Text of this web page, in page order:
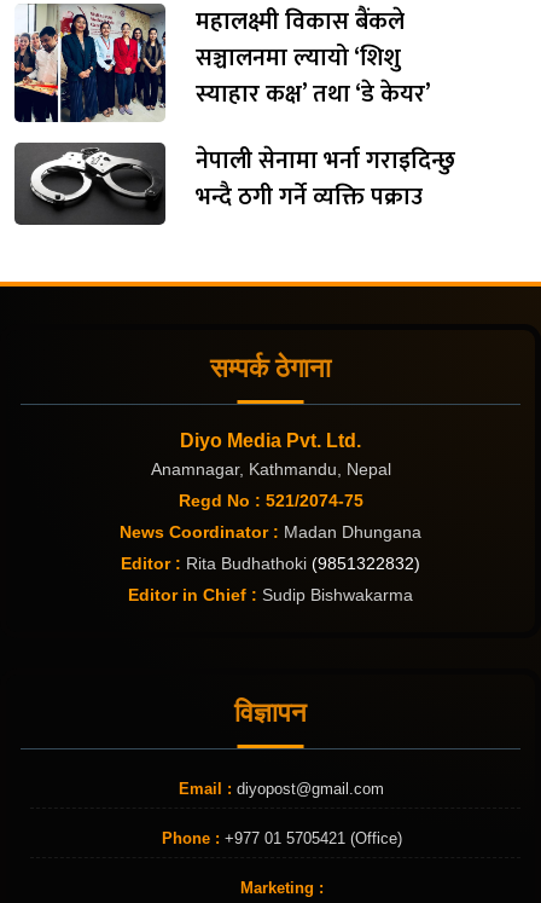
महालक्ष्मी विकास बैंकले
सञ्चालनमा ल्यायो ‘शिशु
स्याहार कक्ष’ तथा ‘डे केयर’
नेपाली सेनामा भर्ना गराइदिन्छु
भन्दै ठगी गर्ने व्यक्ति पक्राउ
सम्पर्क ठेगाना
Diyo Media Pvt. Ltd.
Anamnagar, Kathmandu, Nepal
Regd No : 521/2074-75
News Coordinator : Madan Dhungana
Editor : Rita Budhathoki (9851322832)
Editor in Chief : Sudip Bishwakarma
विज्ञापन
Email : diyopost@gmail.com
Phone : +977 01 5705421 (Office)
Marketing :